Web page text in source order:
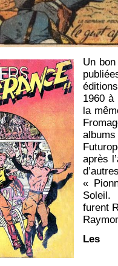
Un
1960 à
la
après
«
furent
Les